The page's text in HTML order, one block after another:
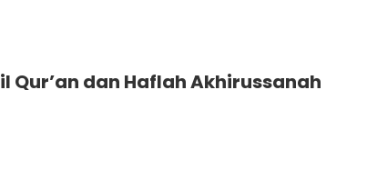
dan Haflah Akhirussanah